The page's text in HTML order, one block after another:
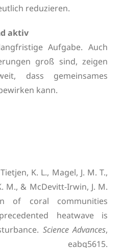
reduzieren.
aktiv
Aufgabe. Auch
groß sind, zeigen
dass gemeinsames
kann.
K. L., Magel, J. M. T.,
M., & McDevitt-Irwin, J. M.
of coral communities
heatwave is
Science Advances,